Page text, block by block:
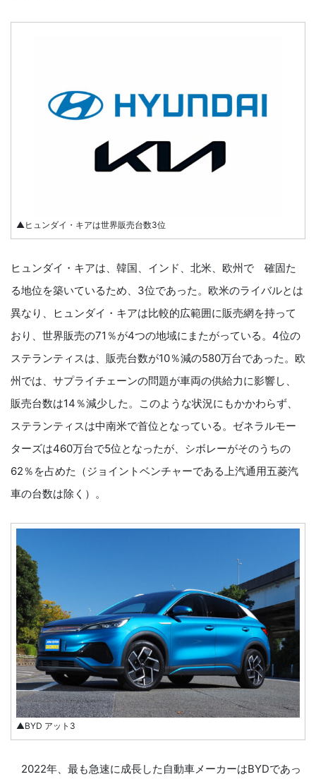
▲ヒュンダイ・キアは世界販売台数3位
ヒュンダイ・キアは、韓国、インド、北米、欧州で 確固た
る地位を築いているため、3位であった。欧米のライバルとは
異なり、ヒュンダイ・キアは比較的広範囲に販売網を持って
おり、世界販売の71％が4つの地域にまたがっている。4位の
ステランティスは、販売台数が10％減の580万台であった。欧
州では、サプライチェーンの問題が車両の供給力に影響し、
販売台数は14％減少した。このような状況にもかかわらず、
ステランティスは中南米で首位となっている。ゼネラルモー
ターズは460万台で5位となったが、シボレーがそのうちの
62％を占めた（ジョイントベンチャーである上汽通用五菱汽
車の台数は除く）。
▲BYD アット3
2022年、最も急速に成長した自動車メーカーはBYDであっ